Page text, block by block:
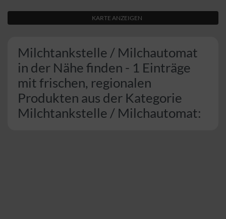
KARTE ANZEIGEN
Milchtankstelle / Milchautomat
in der Nähe finden - 1 Einträge
mit frischen, regionalen
Produkten aus der Kategorie
Milchtankstelle / Milchautomat: